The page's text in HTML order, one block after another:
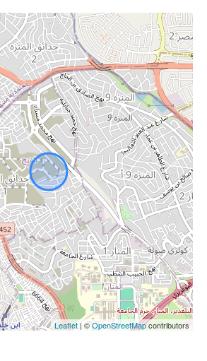
Leaflet| ©OpenStreetMapcontributors